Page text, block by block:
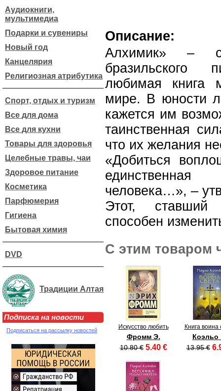
Аудиокниги,
мультимедиа
Подарки и сувениры
Новый год
Канцелярия
Религиозная атрибутика
Спорт, отдых и туризм
Все для дома
Все для кухни
Товары для здоровья
Целебные травы, чаи
Здоровое питание
Косметика
Парфюмерия
Гигиена
Бытовая химия
DVD
Традиции Алтая
Подписка на новости
Подписаться на рассылку новостей
Описание:
Алхимик» –
бразильского
любимая книга
мире. В юности
кажется им
таинственная
что их желания
«Добиться
единственная
человека…», –
Этот, ставший
способен
С этим товаром
Искусство любить
Фромм Э.
10.80 € 5.40 €
Книга воина
Коэльо
13.95 €